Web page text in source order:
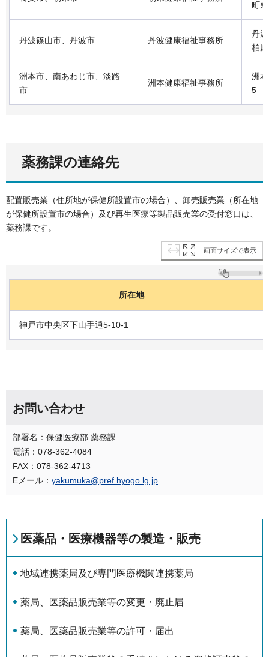
町
丹波篠山市、丹波市 丹波健康福祉事務所
丹
柏
洲本市、南あわじ市、淡路
市
洲本健康福祉事務所
洲
5
薬務課の連絡先
配置販売業（住所地が保健所設置市の場合）、卸売販売業（所在地
が保健所設置市の場合）及び再生医療等製品販売業の受付窓口は、
薬務課です。
画面サイズで表示
所在地
神戸市中央区下山手通5-10-1
お問い合わせ
部署名：保健医療部 薬務課
電話：078-362-4084
FAX：078-362-4713
Eメール： yakumuka@pref.hyogo.lg.jp
医薬品・医療機器等の製造・販売
地域連携薬局及び専門医療機関連携薬局
薬局、医薬品販売業等の変更・廃止届
薬局、医薬品販売業等の許可・届出